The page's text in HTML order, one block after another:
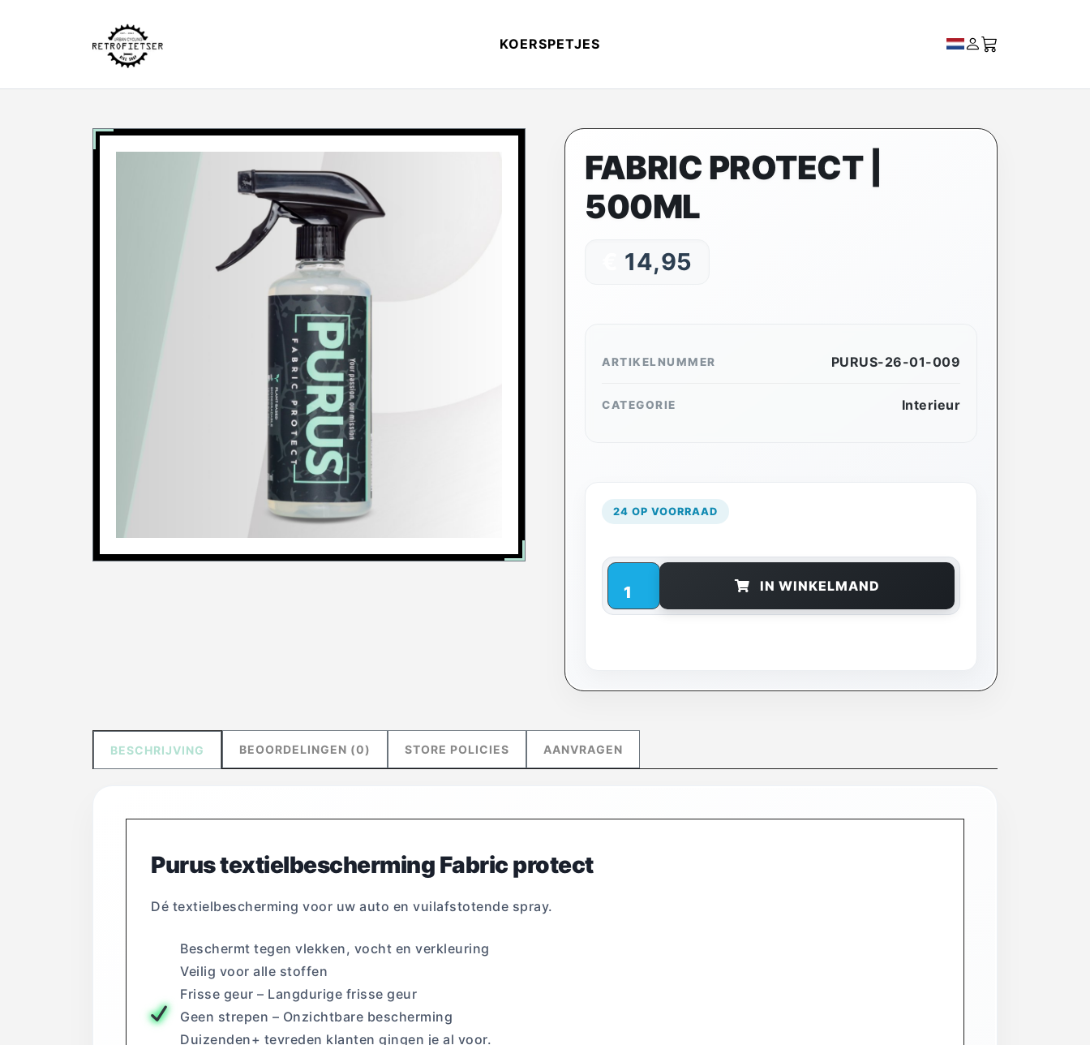
KOERSPETJES
FABRIC PROTECT |
500ML
14,95
ARTIKELNUMMER PURUS-26-01-009
CATEGORIE Interieur
24 OP VOORRAAD
IN WINKELMAND
BESCHRIJVING BEOORDELINGEN (0) STORE POLICIES AANVRAGEN
Purus textielbescherming Fabric protect
Dé textielbescherming voor uw auto en vuilafstotende spray.
Beschermt tegen vlekken, vocht en verkleuring
Veilig voor alle stoffen
Frisse geur – Langdurige frisse geur
Geen strepen – Onzichtbare bescherming
Duizenden+ tevreden klanten gingen je al voor.